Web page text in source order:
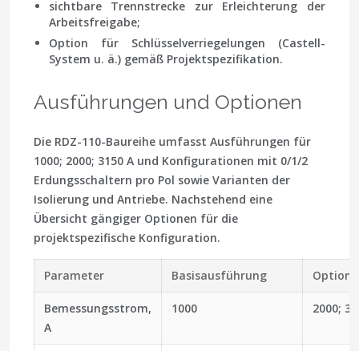
sichtbare Trennstrecke zur Erleichterung der
Arbeitsfreigabe;
Option für Schlüsselverriegelungen (Castell-
System u. ä.) gemäß Projektspezifikation.
Ausführungen und Optionen
Die RDZ-110-Baureihe umfasst Ausführungen für
1000; 2000; 3150 A und Konfigurationen mit 0/1/2
Erdungsschaltern pro Pol sowie Varianten der
Isolierung und Antriebe. Nachstehend eine
Übersicht gängiger Optionen für die
projektspezifische Konfiguration.
Parameter Basisausführung
Bemessungsstrom,
A
1000 2000;